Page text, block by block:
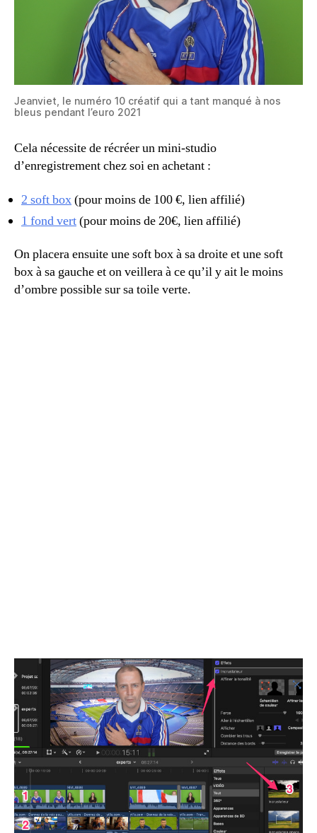
Jeanviet, le numéro 10 créatif qui a tant manqué à nos
bleus pendant l’euro 2021
Cela nécessite de récréer un mini-studio
d’enregistrement chez soi en achetant :
2 soft box(pour moins de 100 €, lien affilié)
1 fond vert(pour moins de 20€, lien affilié)
On placera ensuite une soft box à sa droite et une soft
box à sa gauche et on veillera à ce qu’il y ait le moins
d’ombre possible sur sa toile verte.